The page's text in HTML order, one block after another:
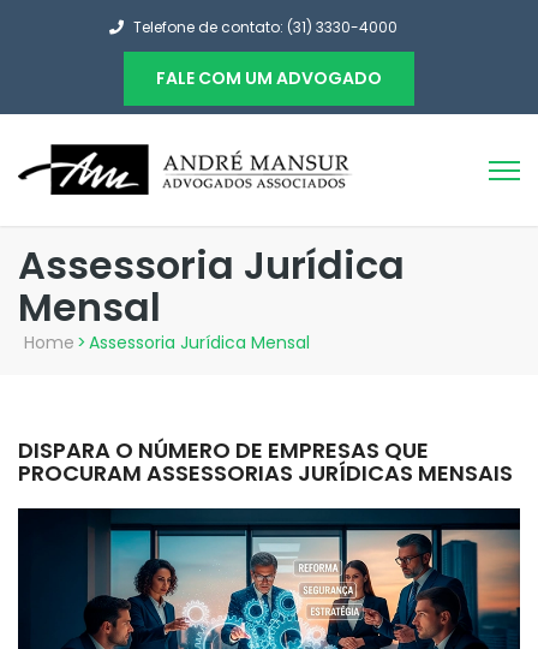
Telefone de contato: (31) 3330-4000
FALE COM UM ADVOGADO
Assessoria Jurídica
Mensal
Home > Assessoria Jurídica Mensal
DISPARA O NÚMERO DE EMPRESAS QUE
PROCURAM ASSESSORIAS JURÍDICAS MENSAIS